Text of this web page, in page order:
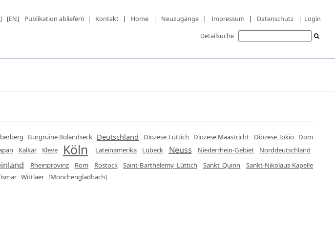
[EN] Publikation abliefern | Kontakt | Home | Neuzugänge | Impressum | Datenschutz | Login
Detailsuche
Burgruine Rolandseck Deutschland Diözese Lüttich Diözese Maastricht Diözese Tokio Dom
Kalkar Kleve Köln Lateinamerika Lübeck Neuss Niederrhein-Gebiet
Norddeutschland
Rheinprovinz Rom Rostock Saint-Barthélemy Lüttich Sankt Quirin
Sankt-Nikolaus-Kapelle
Wittlaer [Mönchengladbach]